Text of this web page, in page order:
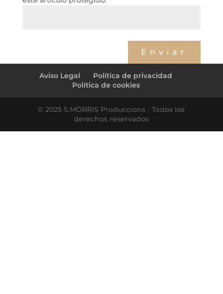
Enviar
→
Aviso Legal
Política de privacidad
Política de cookies
© 2025 S.MORRIS Produccions - Todos los
derechos reservados